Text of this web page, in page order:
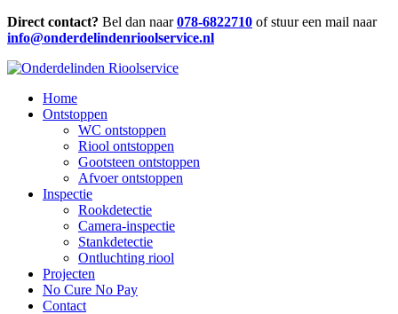
Direct contact? Bel dan naar078-6822710 of stuur een mail naar
info@onderdelindenrioolservice.nl
Home
Ontstoppen
WC ontstoppen
Riool ontstoppen
Gootsteen ontstoppen
Afvoer ontstoppen
Inspectie
Rookdetectie
Camera-inspectie
Stankdetectie
Ontluchting riool
Projecten
No Cure No Pay
Contact